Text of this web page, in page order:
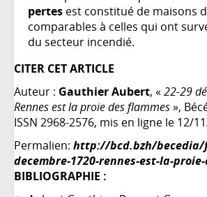
pertes est constitué de maisons
comparables à celles qui ont
du secteur incendié.
CITER CET ARTICLE
Auteur : Gauthier Aubert, «22-29
Rennes est la proie des flammes»,
ISSN 2968-2576, mis en ligne le 12/
Permalien: http://bcd.bzh/becedia/
decembre-1720-rennes-est-la-
BIBLIOGRAPHIE :